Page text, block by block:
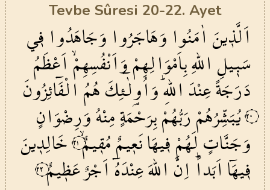
Tevbe Sûresi 20-22. Ayet
اَلَّذ۪ينَ اٰمَنُوا وَهَاجَرُوا وَجَاهَدُوا ف۪ي
سَب۪يلِ اللّٰهِبِاَمْوَالِهِمْوَاَنْفُسِهِمْۙاَعْظَمُ
دَرَجَةًعِنْدَاللّٰهِۜوَاُو۬لٰٓئِكَهُمُالْفَٓائِزُونَ
٢٠يُبَشِّرُهُمْرَبُّهُمْبِرَحْمَةٍمِنْهُوَرِضْوَانٍ
وَجَنَّاتٍلَهُمْف۪يهَانَع۪يمٌمُق۪يمٌۙ٢١ خَالِد۪ينَ
ف۪يهَٓااَبَداًۜاِنَّ اللّٰهَعِنْدَهُٓاَجْرٌعَظ۪يمٌ٢٢